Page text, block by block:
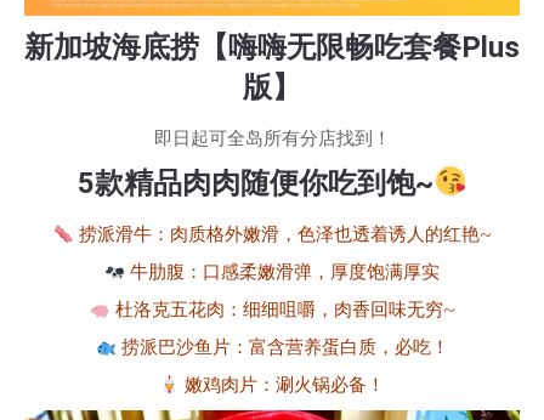
新加坡海底捞【嗨嗨无限畅吃套餐Plus
版】
即日起可全岛所有分店找到！
5款精品肉肉随便你吃到饱~
捞派滑牛：肉质格外嫩滑，色泽也透着诱人的红艳~
牛肋腹：口感柔嫩滑弹，厚度饱满厚实
杜洛克五花肉：细细咀嚼，肉香回味无穷~
捞派巴沙鱼片：富含营养蛋白质，必吃！
嫩鸡肉片：涮火锅必备！